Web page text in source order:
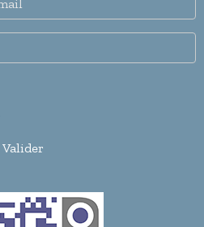
Valider